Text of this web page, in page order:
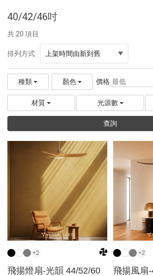
40/42/46吋
共 20 項目
排列方式 上架時間由新到舊
種類 顏色 價格
材質 光源數
查詢
+2
飛揚燈扇-光韻 44/52/60
+2
飛揚風扇